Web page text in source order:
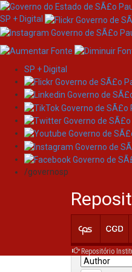
Skip
navigation
SP + Digital
SP + Digital
/governosp
Repositório
Search
Current filters: